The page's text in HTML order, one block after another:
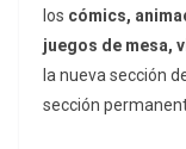
los cómics,
juegos de mesa,
la nueva sección
sección